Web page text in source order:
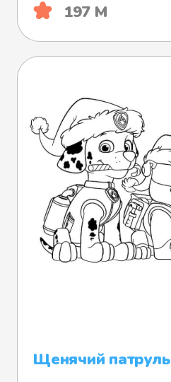
197 М
Щенячий патруль